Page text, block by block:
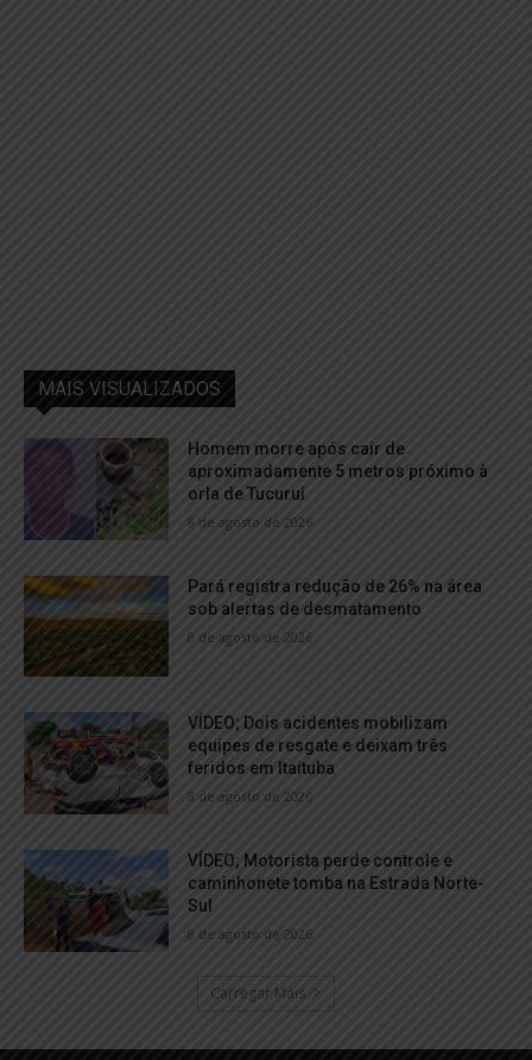
MAIS VISUALIZADOS
Homem morre após cair de
aproximadamente 5 metros próximo à
orla de Tucuruí
8 de agosto de 2026
Pará registra redução de 26% na área
sob alertas de desmatamento
8 de agosto de 2026
VÍDEO; Dois acidentes mobilizam
equipes de resgate e deixam três
feridos em Itaituba
8 de agosto de 2026
VÍDEO; Motorista perde controle e
caminhonete tomba na Estrada Norte-
Sul
8 de agosto de 2026
Carregar Mais